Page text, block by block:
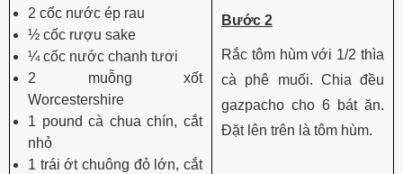
2 cốc nước ép rau
½ cốc rượu sake
¼ cốc nước chanh tươi
2 muỗng xốt
Worcestershire
1 pound cà chua chín, cắt
nhỏ
1 trái ớt chuông đỏ lớn, cắt
Bước 2
Rắc tôm hùm với 1/2 thìa
cà phê muối. Chia đều
gazpacho cho 6 bát ăn.
Đặt lên trên là tôm hùm.